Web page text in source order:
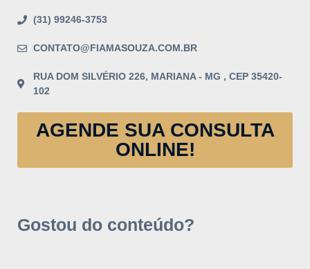
(31) 99246-3753
CONTATO@FIAMASOUZA.COM.BR
RUA DOM SILVÉRIO 226, MARIANA - MG , CEP 35420-
102
AGENDE SUA CONSULTA
ONLINE!
Gostou do conteúdo?